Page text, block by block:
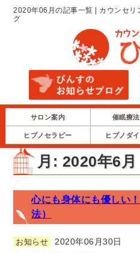
2020年06月の記事一覧 | カウンセリ
グ
サロン案内 催眠療
ヒプノセラピー ヒプノダ
月: 2020年6月
心にも身体にも優しい
法）
お知らせ 2020年06月30日